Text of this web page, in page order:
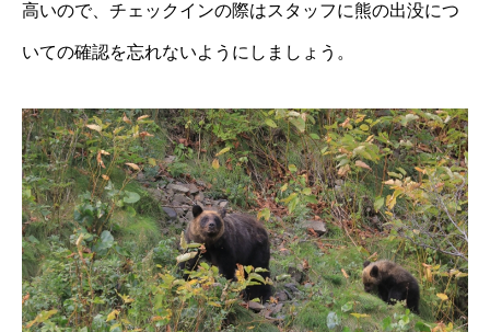
高いので、チェックインの際はスタッフに熊の出没につ
いての確認を忘れないようにしましょう。